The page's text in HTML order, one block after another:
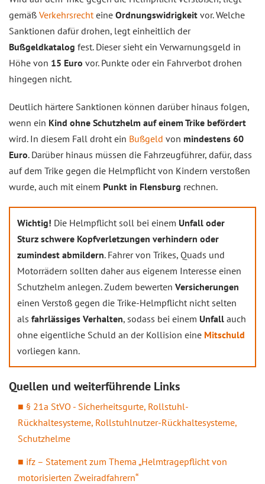
gemäß Verkehrsrechteine Ordnungswidrigkeit vor. Welche
Sanktionen dafür drohen, legt einheitlich der
Bußgeldkatalog fest. Dieser sieht ein Verwarnungsgeld in
Höhe von 15 Euro vor. Punkte oder ein Fahrverbot drohen
hingegen nicht.
Deutlich härtere Sanktionen können darüber hinaus folgen,
wenn ein Kind ohne Schutzhelm auf einem Trike befördert
wird. In diesem Fall droht ein Bußgeld von mindestens 60
Euro. Darüber hinaus müssen die Fahrzeugführer, dafür, dass
auf dem Trike gegen die Helmpflicht von Kindern verstoßen
wurde, auch mit einem Punkt in Flensburg rechnen.
Wichtig! Die Helmpflicht soll bei einem Unfall oder
Sturz schwere Kopfverletzungen verhindern oder
zumindest abmildern. Fahrer von Trikes, Quads und
Motorrädern sollten daher aus eigenem Interesse einen
Schutzhelm anlegen. Zudem bewerten Versicherungen
einen Verstoß gegen die Trike-Helmpflicht nicht selten
als fahrlässiges Verhalten, sodass bei einem Unfall auch
ohne eigentliche Schuld an der Kollision eine Mitschuld
vorliegen kann.
Quellen und weiterführende Links
§ 21a StVO - Sicherheitsgurte, Rollstuhl-
Rückhaltesysteme, Rollstuhlnutzer-Rückhaltesysteme,
Schutzhelme
ifz – Statement zum Thema „Helmtragepflicht von
motorisierten Zweiradfahrern“